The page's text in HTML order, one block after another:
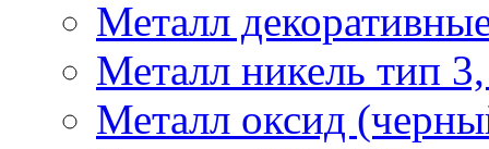
Металл
Металл никель тип
Металл оксид